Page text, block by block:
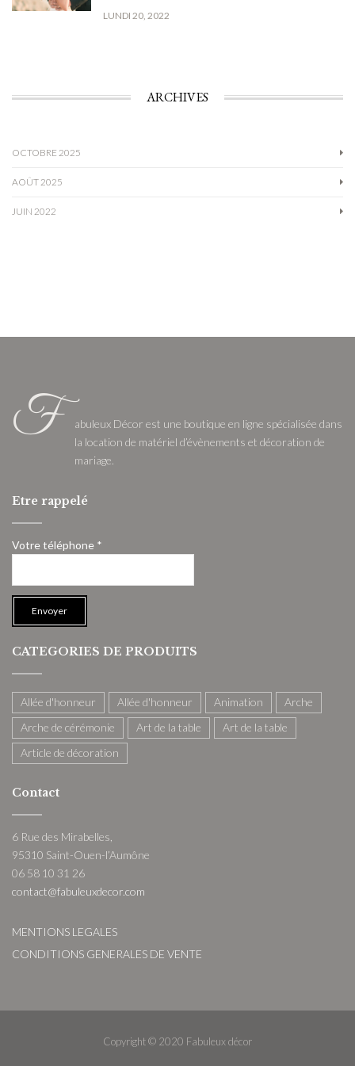
LUNDI 20, 2022
ARCHIVES
OCTOBRE 2025
AOÛT 2025
JUIN 2022
F
abuleux Décor est une boutique en ligne spécialisée dans
la location de matériel d’évènements et décoration de
mariage.
Etre rappelé
Votre téléphone *
CATEGORIES DE PRODUITS
Allée d'honneur Allée d'honneur Animation
Arche
Arche de cérémonie
Art de la table
Art de la table
Article de décoration
Contact
6 Rue des Mirabelles,
95310 Saint-Ouen-l’Aumône
06 58 10 31 26
contact@fabuleuxdecor.com
MENTIONS LEGALES
CONDITIONS GENERALES DE VENTE
Copyright © 2020 Fabuleux décor